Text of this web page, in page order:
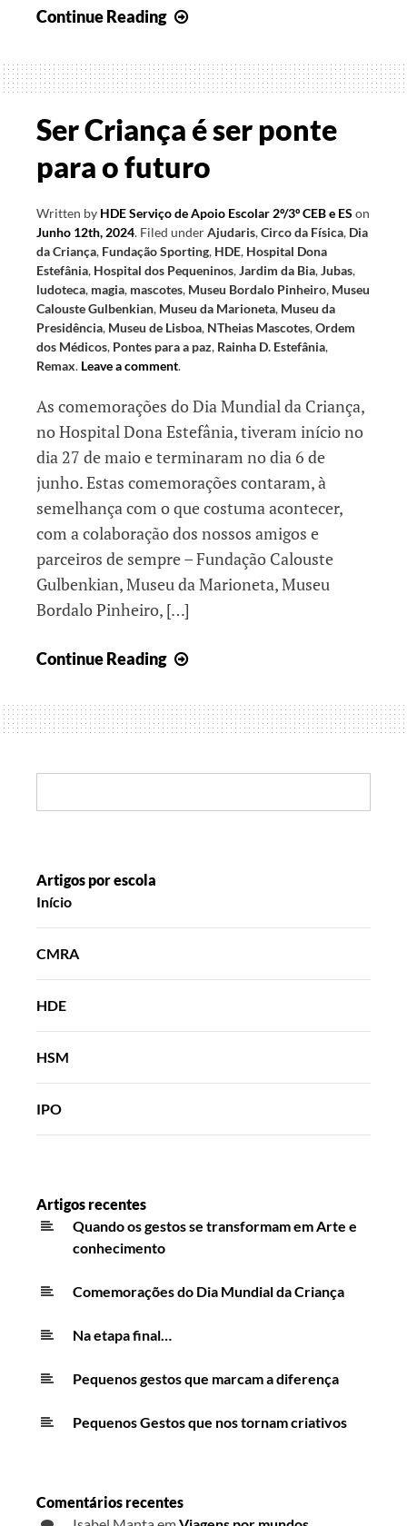
Continue Reading
Dia
Mundial
Criança
Ser Criança é ser ponte
para o futuro
Written by HDE Serviço de Apoio Escolar 2º/3º CEB e ES on
Junho 12th, 2024. Filed underAjudaris,Circo da Física, Dia
da Criança, Fundação Sporting, HDE, Hospital Dona
Estefânia, Hospital dos Pequeninos,Jardim da Bia,Jubas,
ludoteca, magia, mascotes, Museu Bordalo Pinheiro, Museu
Calouste Gulbenkian, Museu da Marioneta, Museu da
Presidência, Museu de Lisboa, NTheias Mascotes,Ordem
dos Médicos, Pontes para a paz, Rainha D. Estefânia,
Remax. Leave a comment.
As comemorações do Dia Mundial da Criança,
no Hospital Dona Estefânia, tiveram início no
dia 27 de maio e terminaram no dia 6 de
junho. Estas comemorações contaram, à
semelhança com o que costuma acontecer,
com a colaboração dos nossos amigos e
parceiros de sempre – Fundação Calouste
Gulbenkian, Museu da Marioneta, Museu
Bordalo Pinheiro, […]
Continue Reading
é
ser
para
Artigos por escola
Início
CMRA
HDE
HSM
IPO
Artigos recentes
Quando os gestos se transformam em Arte e
conhecimento
Comemorações do Dia Mundial da Criança
Na etapa final…
Pequenos gestos que marcam a diferença
Pequenos Gestos que nos tornam criativos
Comentários recentes